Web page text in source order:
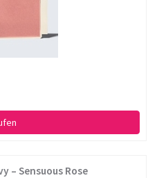
– Sensuous Rose